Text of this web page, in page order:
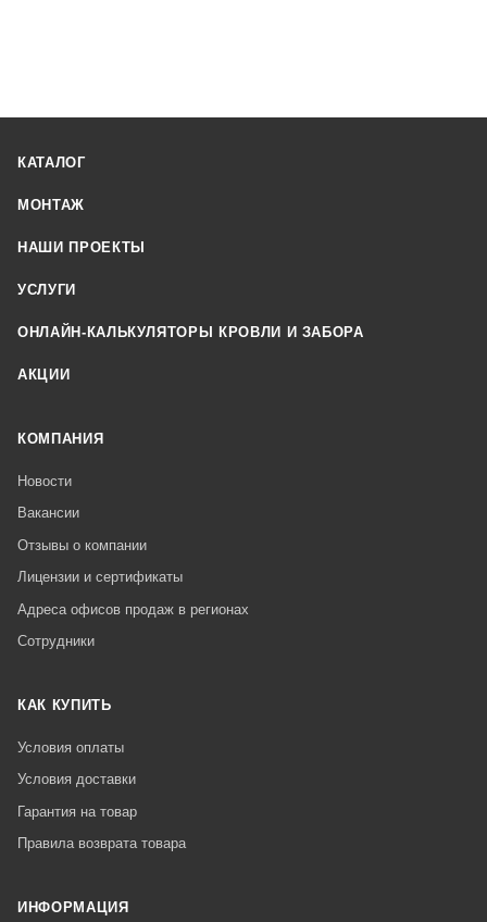
КАТАЛОГ
МОНТАЖ
НАШИ ПРОЕКТЫ
УСЛУГИ
ОНЛАЙН-КАЛЬКУЛЯТОРЫ КРОВЛИ И ЗАБОРА
АКЦИИ
КОМПАНИЯ
Новости
Вакансии
Отзывы о компании
Лицензии и сертификаты
Адреса офисов продаж в регионах
Сотрудники
КАК КУПИТЬ
Условия оплаты
Условия доставки
Гарантия на товар
Правила возврата товара
ИНФОРМАЦИЯ